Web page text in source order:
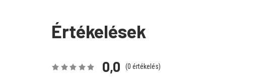
Értékelések
0,0 (0 értékelés)